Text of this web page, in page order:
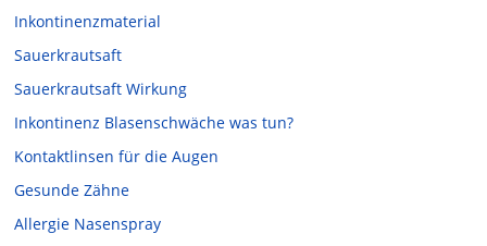
Inkontinenzmaterial
Sauerkrautsaft
Sauerkrautsaft Wirkung
Inkontinenz Blasenschwäche was tun?
Kontaktlinsen für die Augen
Gesunde Zähne
Allergie Nasenspray